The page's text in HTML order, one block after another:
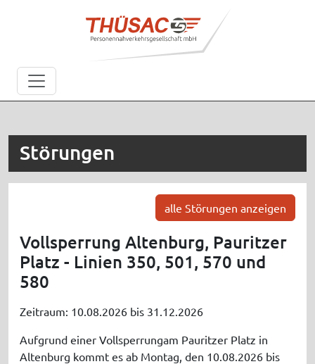
Störungen
alle Störungen anzeigen
Vollsperrung Altenburg, Pauritzer
Platz - Linien 350, 501, 570 und
580
Zeitraum: 10.08.2026 bis 31.12.2026
Aufgrund einer Vollsperrungam Pauritzer Platz in
Altenburg kommt es ab Montag, den 10.08.2026 bis